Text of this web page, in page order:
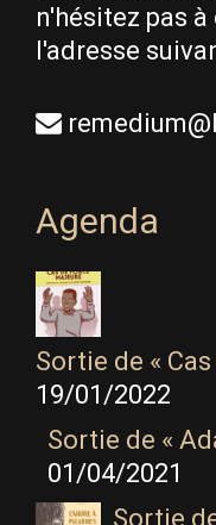
n'hésitez pas
l'adresse
Agenda
Sortie de «
19/01/2022
Sortie de «
01/04/2021
Sortie